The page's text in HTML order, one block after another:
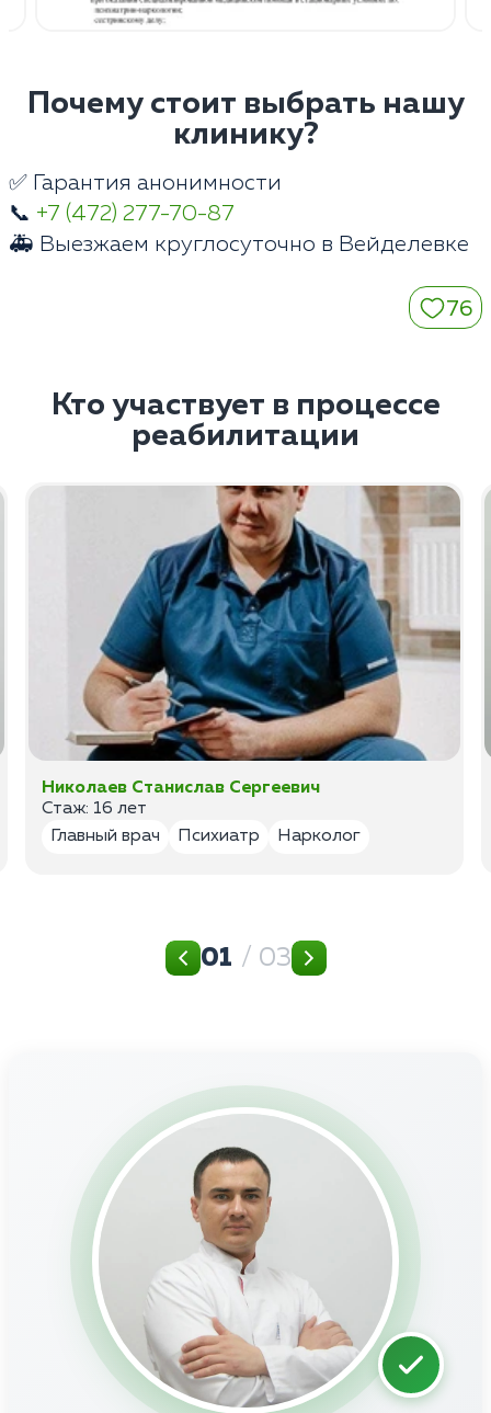
Почему стоит выбрать нашу
клинику?
✅ Гарантия анонимности
📞 +7 (472) 277-70-87
🚑 Выезжаем круглосуточно в Вейделевке
76
Кто участвует в процессе
реабилитации
Николаев Станислав Сергеевич
Стаж: 16 лет
Главный врач
Психиатр Нарколог
01 / 03